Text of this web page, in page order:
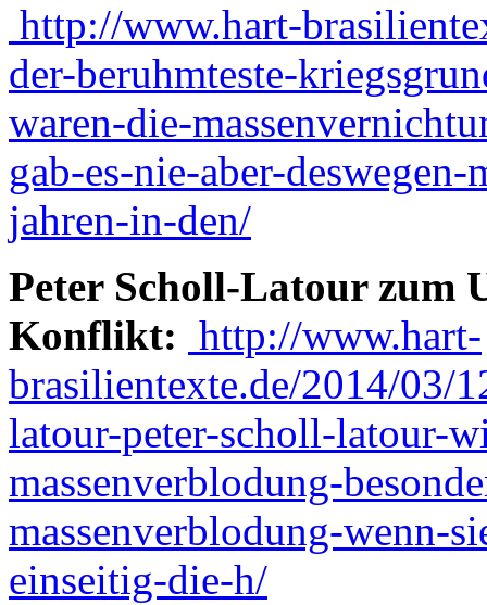
http://www.hart-
der-beruhmteste-
waren-die-
gab-es-nie-aber-
jahren-in-den/
Peter Scholl-Latour zum
Konflikt: http://www.hart-
brasilientexte.de/2014/03/
latour-peter-scholl-latour-
massenverblodung-
massenverblodung-wenn-
einseitig-die-h/